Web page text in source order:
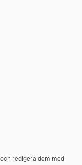
och redigera dem med